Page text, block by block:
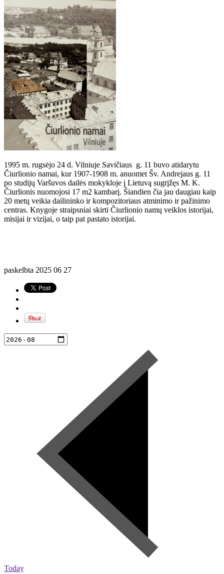
1995 m. rugsėjo 24 d. Vilniuje Savičiaus g. 11 buvo atidarytu
Čiurlionio namai, kur 1907-1908 m. anuomet Šv. Andrejaus g. 11
po studijų Varšuvos dailės mokykloje į Lietuvą sugrįžęs M. K.
Čiurlionis nuomojosi 17 m2 kambarį. Šiandien čia jau daugiau kaip
20 metų veikia dailininko ir kompozitoriaus atminimo ir pažinimo
centras. Knygoje straipsniai skirti Čiurlionio namų veiklos istorijai,
misijai ir vizijai, o taip pat pastato istorijai.
paskelbta 2025 06 27
Today